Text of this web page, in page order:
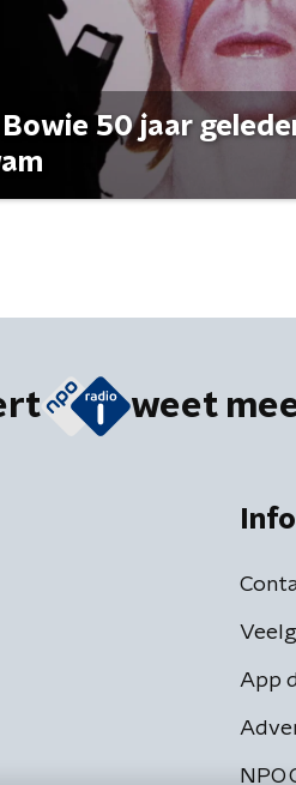
50 jaar
weet
Info
App
NPO